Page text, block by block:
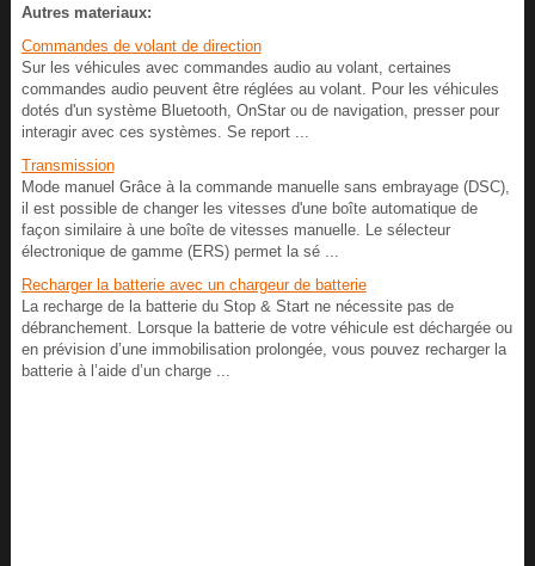
Autres materiaux:
Commandes de volant de direction
Sur les véhicules avec commandes audio au volant, certaines
commandes audio peuvent être réglées au volant. Pour les véhicules
dotés d'un système Bluetooth, OnStar ou de navigation, presser pour
interagir avec ces systèmes. Se report ...
Transmission
Mode manuel Grâce à la commande manuelle sans embrayage (DSC),
il est possible de changer les vitesses d'une boîte automatique de
façon similaire à une boîte de vitesses manuelle. Le sélecteur
électronique de gamme (ERS) permet la sé ...
Recharger la batterie avec un chargeur de batterie
La recharge de la batterie du Stop & Start ne nécessite pas de
débranchement. Lorsque la batterie de votre véhicule est déchargée ou
en prévision d’une immobilisation prolongée, vous pouvez recharger la
batterie à l’aide d’un charge ...